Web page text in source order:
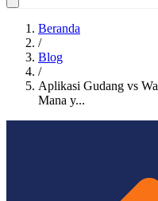
Beranda
/
Blog
/
Aplikasi Gudang vs
Mana y...